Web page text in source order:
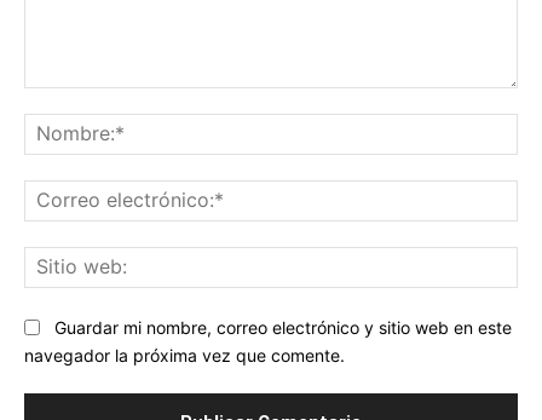
Guardar mi nombre, correo electrónico y sitio web en este
navegador la próxima vez que comente.